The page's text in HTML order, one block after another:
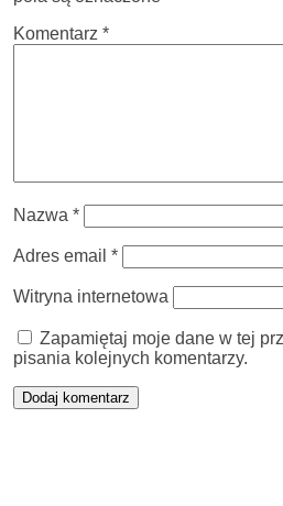
Komentarz *
Nazwa *
Adres email *
Witryna internetowa
Zapamiętaj moje dane w tej
pisania kolejnych komentarzy.